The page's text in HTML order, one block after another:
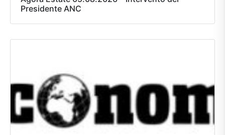
Presidente ANC